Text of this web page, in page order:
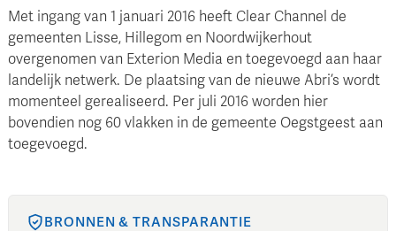
Met ingang van 1 januari 2016 heeft Clear Channel de
gemeenten Lisse, Hillegom en Noordwijkerhout
overgenomen van Exterion Media en toegevoegd aan haar
landelijk netwerk. De plaatsing van de nieuwe Abri’s wordt
momenteel gerealiseerd. Per juli 2016 worden hier
bovendien nog 60 vlakken in de gemeente Oegstgeest aan
toegevoegd.
BRONNEN & TRANSPARANTIE